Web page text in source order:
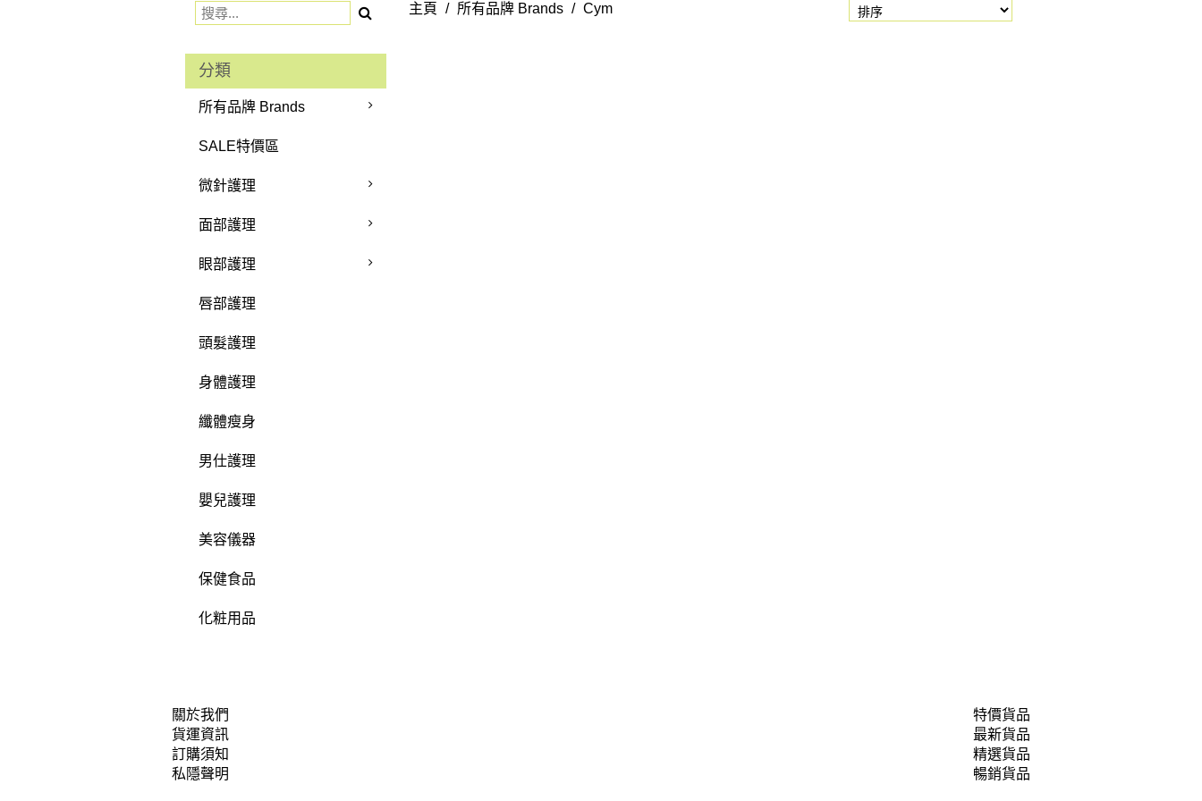
分類
所有品牌 Brands
SALE特價區
微針護理
面部護理
眼部護理
唇部護理
頭髮護理
身體護理
纖體瘦身
男仕護理
嬰兒護理
美容儀器
保健食品
化粧用品
主頁 / 所有品牌 Brands / Cym
關於我們
貨運資訊
訂購須知
私隱聲明
特價貨品
最新貨品
精選貨品
暢銷貨品